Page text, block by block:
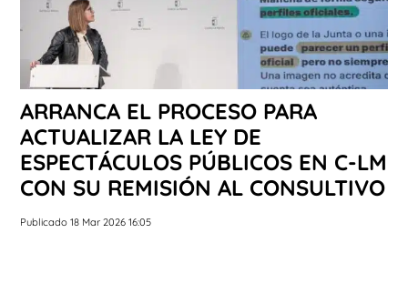
ARRANCA EL PROCESO PARA
ACTUALIZAR LA LEY DE
ESPECTÁCULOS PÚBLICOS EN C-LM
CON SU REMISIÓN AL CONSULTIVO
Publicado 18 Mar 2026 16:05